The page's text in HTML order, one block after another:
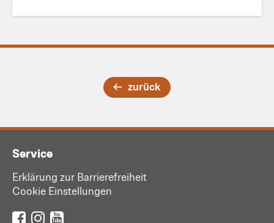
zurück
Service
Erklärung zur Barrierefreiheit
Cookie Einstellungen